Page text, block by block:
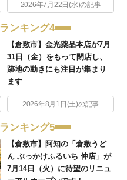
2026年7月22日(水)の記事
ランキング4
【倉敷市】金光薬品本店が7月
31日（金）をもって閉店し、
跡地の動きにも注目が集まり
ます
2026年8月1日(土)の記事
ランキング5
【倉敷市】阿知の「倉敷うど
ん ぶっかけふるいち 仲店」が
7月14日（火）に待望のリニュ